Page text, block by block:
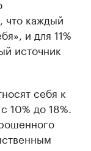
что каждый
и для 11%
источник
себя к
10% до 18%.